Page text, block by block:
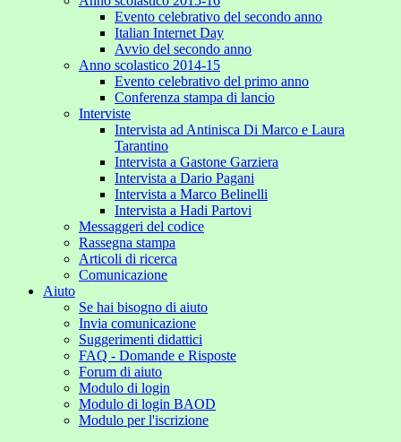
Evento celebrativo del secondo anno
Italian Internet Day
Avvio del secondo anno
Anno scolastico 2014-15
Evento celebrativo del primo anno
Conferenza stampa di lancio
Interviste
Intervista ad Antinisca Di Marco e Laura
Tarantino
Intervista a Gastone Garziera
Intervista a Dario Pagani
Intervista a Marco Belinelli
Intervista a Hadi Partovi
Messaggeri del codice
Rassegna stampa
Articoli di ricerca
Comunicazione
Aiuto
Se hai bisogno di aiuto
Invia comunicazione
Suggerimenti didattici
FAQ - Domande e Risposte
Forum di aiuto
Modulo di login
Modulo di login BAOD
Modulo per l'iscrizione